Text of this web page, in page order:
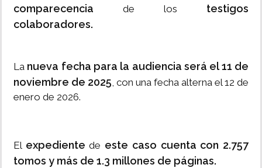
comparecencia de los testigos
colaboradores.
La nueva fecha para la audiencia será el 11 de
noviembre de 2025, con una fecha alterna el 12 de
enero de 2026.
El expedientede este caso cuenta con 2.757
tomos y más de 1.3 millones de páginas.